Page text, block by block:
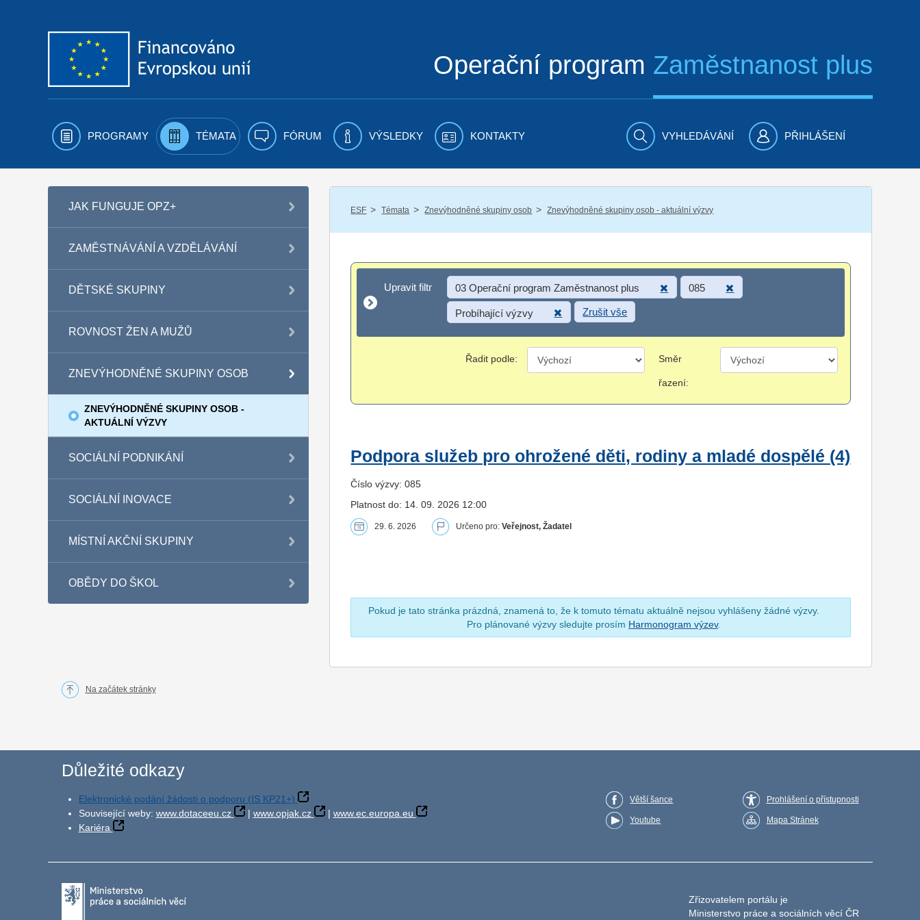
Operační program Zaměstnanost plus
PROGRAMY TÉMATA FÓRUM VÝSLEDKY KONTAKTY VYHLEDÁVÁNÍ PŘIHLÁŠENÍ
JAK FUNGUJE OPZ+
ZAMĚSTNÁVÁNÍ A VZDĚLÁVÁNÍ
DĚTSKÉ SKUPINY
ROVNOST ŽEN A MUŽŮ
ZNEVÝHODNĚNÉ SKUPINY OSOB
ZNEVÝHODNĚNÉ SKUPINY OSOB -
AKTUÁLNÍ VÝZVY
SOCIÁLNÍ PODNIKÁNÍ
SOCIÁLNÍ INOVACE
MÍSTNÍ AKČNÍ SKUPINY
OBĚDY DO ŠKOL
ESF / Témata / Znevýhodněné skupiny osob / Znevýhodněné skupiny osob - aktuální výzvy
Upravit filtr
Upravit filtr 03 Operační program Zaměstnanost plus 085
Probíhající výzvy Zrušit vše
Řadit podle: Směr
řazení:
Podpora služeb pro ohrožené děti, rodiny a mladé dospělé (4)
Číslo výzvy: 085
Platnost do: 14. 09. 2026 12:00
29. 6. 2026 Určeno pro:Veřejnost, Žadatel
Pokud je tato stránka prázdná, znamená to, že k tomuto tématu aktuálně nejsou vyhlášeny žádné výzvy.
Pro plánované výzvy sledujte prosím Harmonogram výzev.
Na začátek stránky
Důležité odkazy
Elektronické podání žádosti o podporu (IS KP21+)
Související weby: www.dotaceeu.cz | www.opjak.cz | www.ec.europa.eu
Kariéra
Větší šance
Youtube
Prohlášení o přístupnosti
Mapa Stránek
Zřizovatelem portálu je
Ministerstvo práce a sociálních věcí ČR